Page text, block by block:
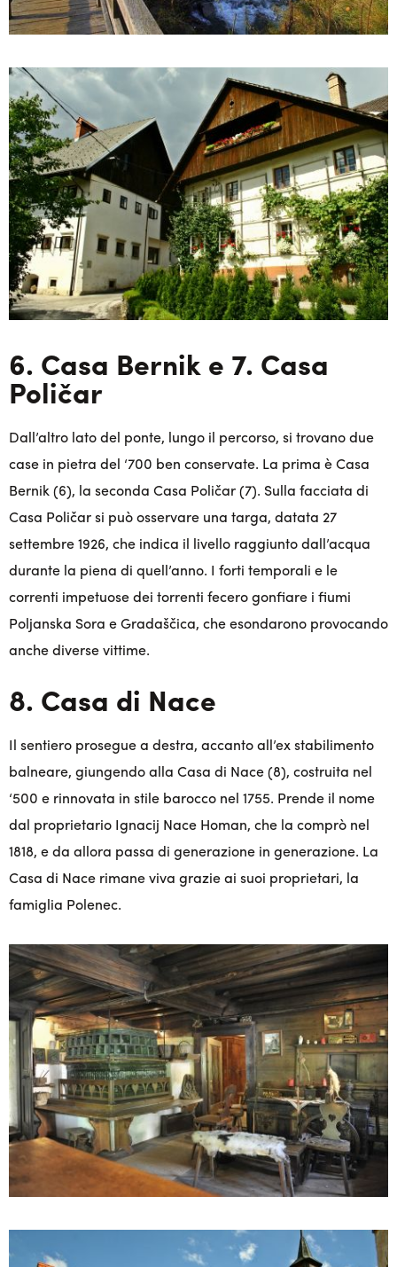
6. Casa Bernik e 7. Casa
Poličar
Dall’altro lato del ponte, lungo il percorso, si trovano due
case in pietra del ‘700 ben conservate. La prima è Casa
Bernik (6), la seconda Casa Poličar (7). Sulla facciata di
Casa Poličar si può osservare una targa, datata 27
settembre 1926, che indica il livello raggiunto dall’acqua
durante la piena di quell’anno. I forti temporali e le
correnti impetuose dei torrenti fecero gonfiare i fiumi
Poljanska Sora e Gradaščica, che esondarono provocando
anche diverse vittime.
8. Casa di Nace
Il sentiero prosegue a destra, accanto all’ex stabilimento
balneare, giungendo alla Casa di Nace (8), costruita nel
‘500 e rinnovata in stile barocco nel 1755. Prende il nome
dal proprietario Ignacij Nace Homan, che la comprò nel
1818, e da allora passa di generazione in generazione. La
Casa di Nace rimane viva grazie ai suoi proprietari, la
famiglia Polenec.